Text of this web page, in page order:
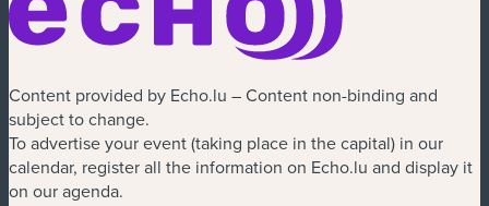
Content provided by Echo.lu – Content non-binding and
subject to change.
To advertise your event (taking place in the capital) in our
calendar, register all the information on Echo.lu and display it
on our agenda.